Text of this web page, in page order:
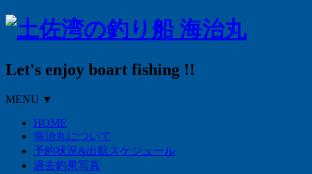
Let's enjoy boart fishing !!
MENU ▼
HOME
海治丸について
予約状況&出航スケジュール
過去釣果写真